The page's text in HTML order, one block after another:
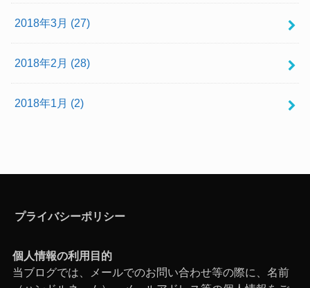
2018年3月 (27)
2018年2月 (28)
2018年1月 (2)
プライバシーポリシー
個人情報の利用目的
当ブログでは、メールでのお問い合わせ等の際に、名前